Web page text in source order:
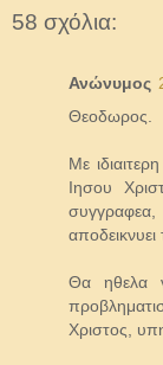
58 σχόλια:
Ανώνυμος
Θεοδωρος.
Με
Ιησου
Θα ηθελα
Χριστος,